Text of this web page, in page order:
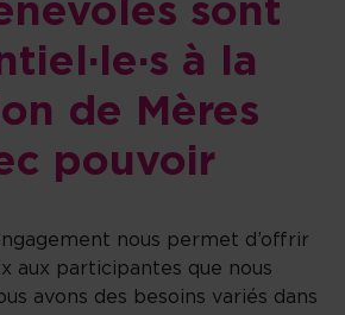
sont
à la
de Mères
pouvoir
nous permet d’offrir
aux participantes que nous
avons des besoins variés dans